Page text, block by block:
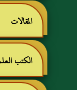
المقالات
الكتب